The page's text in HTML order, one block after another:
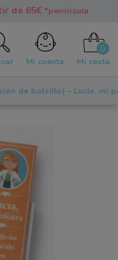
de 65€*península
Mi cuenta Mi cesta
de bolsillo) – Lucía, mi